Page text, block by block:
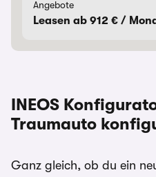
Angebote
Leasen ab 912 € /
INEOS
Traumauto
Ganz gleich, ob du ein